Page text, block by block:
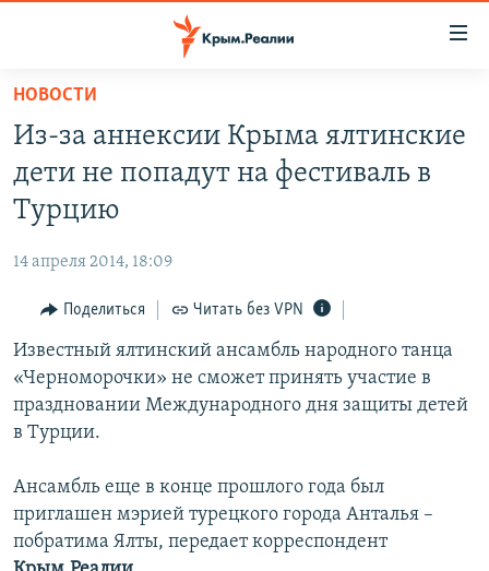
Вернуться
основному
содержанию
Вернутся
главной
навигации
Вернутся
поиску
11 ЛЕТ ОККУПАЦИИ КРЫМА. 11 ИСТОРИЙ СОПРОТИВЛЕНИЯ
ВОДА
ЕЩЕ
ИНТЕРАКТИВ
ИНФОГРАФИКА
ТЕЛЕПРОЕКТ КРЫМ.РЕАЛИИ
СОВЕТЫ ПРАВОЗАЩИТНИКОВ
ПОБЕДИТЕЛЕЙ НЕ СУДЯТ?
КРЫМ.НЕПОКОРЕННЫЙ
РАДІО СВОБОДА
КАК ОБОЙТИ БЛОКИРОВКУ
Українською
Qırımtatar
ПРИСОЕДИНЯЙТЕСЬ!
НОВОСТИ
Из-за аннексии Крыма ялтинские
дети не попадут на фестиваль в
Турцию
14 апреля 2014, 18:09
Поделиться Читать без VPN
Известный ялтинский ансамбль народного танца
«Черноморочки» не сможет принять участие в
праздновании Международного дня защиты детей
в Турции.
Ансамбль еще в конце прошлого года был
приглашен мэрией турецкого города Анталья –
побратима Ялты, передает корреспондент